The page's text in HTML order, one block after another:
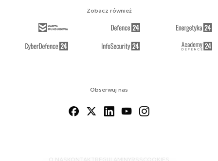
Obserwuj nas
O NAS KONTAKTREGULAMINYRSS COOKIES
Zobacz również